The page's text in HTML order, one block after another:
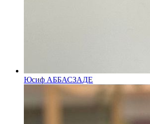
Юсиф АББАСЗАДЕ